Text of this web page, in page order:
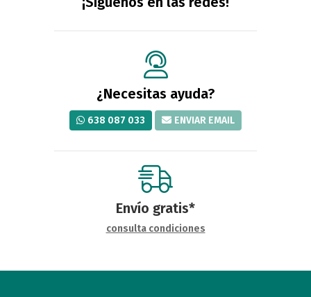
¿Necesitas ayuda?
638 087 033 ENVIAR EMAIL
Envío gratis*
consulta condiciones